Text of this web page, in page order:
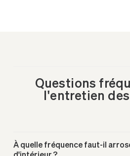
Questions
l'entretien
À quelle fréquence faut-il